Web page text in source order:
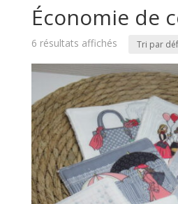
Économie de
6 résultats affichés